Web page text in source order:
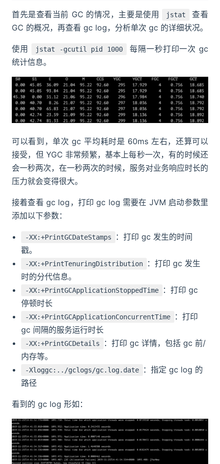
首先是查看当前 GC 的情况，主要是使用 jstat
查看
GC 的概况，再查看 gc log，分析单次 gc 的详细状况。
使用 jstat -gcutil pid 1000
每隔一秒打印一次 gc
统计信息。
可以看到，单次 gc 平均耗时是 60ms 左右，还算可以
接受，但 YGC 非常频繁，基本上每秒一次，有的时候还
会一秒两次，在一秒两次的时候，服务对业务响应时长的
压力就会变得很大。
接着查看 gc log，打印 gc log 需要在 JVM 启动参数里
添加以下参数：
-XX:+PrintGCDateStamps
：打印 gc 发生的时间
戳。
-XX:+PrintTenuringDistribution
：打印 gc 发生
时的分代信息。
-XX:+PrintGCApplicationStoppedTime
：打印 gc
停顿时长
-XX:+PrintGCApplicationConcurrentTime
：打印
gc 间隔的服务运行时长
-XX:+PrintGCDetails
：打印 gc 详情，包括 gc 前/
内存等。
-Xloggc:../gclogs/gc.log.date
：指定 gc log 的
路径
看到的 gc log 形如：